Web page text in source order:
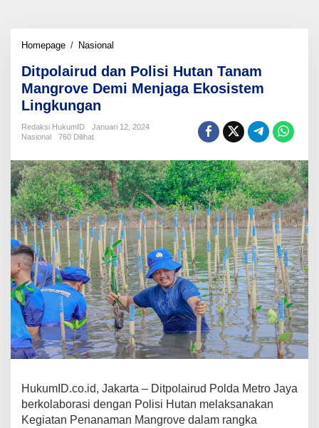
Homepage / Nasional
Polisi
Hutan
Tanam
Demi
Menjaga
Lingkungan
Ditpolairud dan Polisi Hutan Tanam
Mangrove Demi Menjaga Ekosistem
Lingkungan
Redaksi HukumID
Januari 12, 2024
Nasional
760 Dilihat
HukumID.co.id, Jakarta – Ditpolairud Polda Metro Jaya
berkolaborasi dengan Polisi Hutan melaksanakan
Kegiatan Penanaman Mangrove dalam rangka